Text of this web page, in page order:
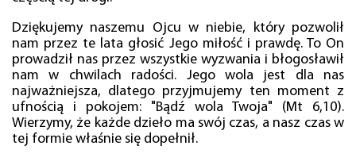
Dziękujemy naszemu Ojcu w niebie, który pozwolił
nam przez te lata głosić Jego miłość i prawdę. To On
prowadził nas przez wszystkie wyzwania i błogosławił
nam w chwilach radości. Jego wola jest dla nas
najważniejsza, dlatego przyjmujemy ten moment z
ufnością i pokojem: "Bądź wola Twoja" (Mt 6,10).
Wierzymy, że każde dzieło ma swój czas, a nasz czas w
tej formie właśnie się dopełnił.